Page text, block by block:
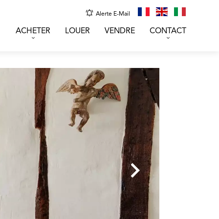
Alerte E-Mail
ACHETER LOUER VENDRE CONTACT